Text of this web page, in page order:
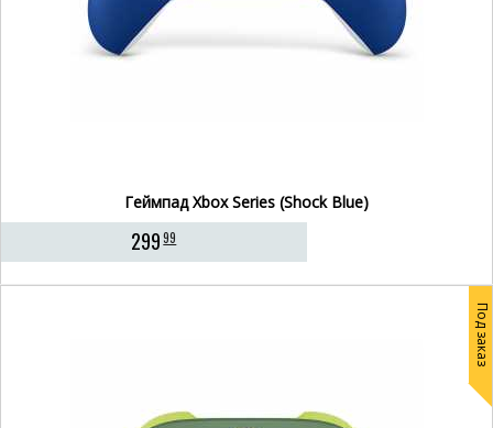
Геймпад Xbox Series (Shock Blue)
29999
Под заказ